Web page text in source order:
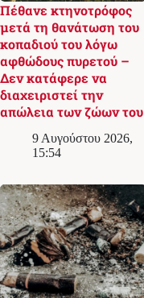
Πέθανε κτηνοτρόφος
μετά τη θανάτωση του
κοπαδιού του λόγω
αφθώδους πυρετού –
Δεν κατάφερε να
διαχειριστεί την
απώλεια των ζώων του
9 Αυγούστου 2026,
15:54